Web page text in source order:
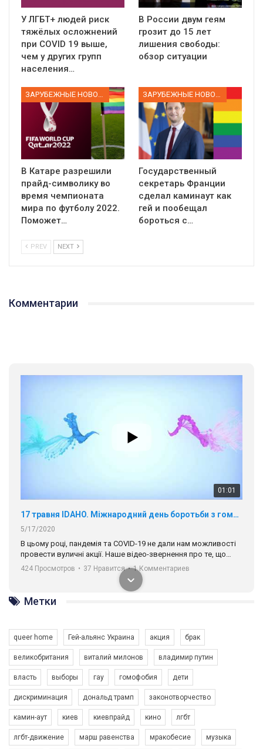
У ЛГБТ+ людей риск
тяжёлых осложнений
при COVID 19 выше,
чем у других групп
населения…
В России двум геям
грозит до 15 лет
лишения свободы:
обзор ситуации
ЗАРУБЕЖНЫЕ НОВОСТИ
В Катаре разрешили
прайд-символику во
время чемпионата
мира по футболу 2022.
Поможет…
ЗАРУБЕЖНЫЕ НОВОСТИ
Государственный
секретарь Франции
сделал каминаут как
гей и пообещал
бороться с…
PREV NEXT
Комментарии
01:01
17 травня IDAHO. Міжнародний день боротьби з гомофобією трансфобією і біфобія.
5/17/2020
В цьому році, пандемія та COVІD-19 не дали нам можливості
провести вуличні акції. Наше відео-звернення про те, що
навіть коли ми у різних містах та не можемо зустрінеться, ми
разом. Ми закликаємо всіх хто поділяє цінності рівності та
солідарності, приєднатися до нас. Регіональні підрозділи
ГАУ є в 16 областях України.
Разом наш голос лунає гучніше!
424 Просмотров • 37 Нравится • 1 Комментариев
Зупинимо насильство проти ЛГБТ в Україні! Stop violence against LGBT in Ukraine!
Метки
queer home Гей-альянс Украина акция брак
великобритания виталий милонов владимир путин
власть выборы гау гомофобия дети
дискриминация дональд трамп законотворчество
камин-аут киев киевпрайд кино лгбт
лгбт-движение марш равенства мракобесие музыка